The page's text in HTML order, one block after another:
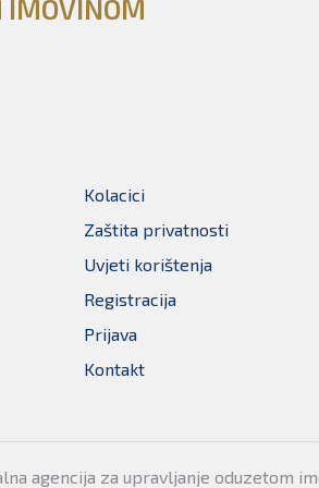
IMOVINOM
Kolacici
Zaštita privatnosti
Uvjeti korištenja
Registracija
Prijava
Kontakt
agencija za upravljanje oduzetom